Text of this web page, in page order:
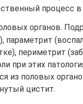
процесс
органов.
параметрит
периметрит
при этих
из половых
цистит.